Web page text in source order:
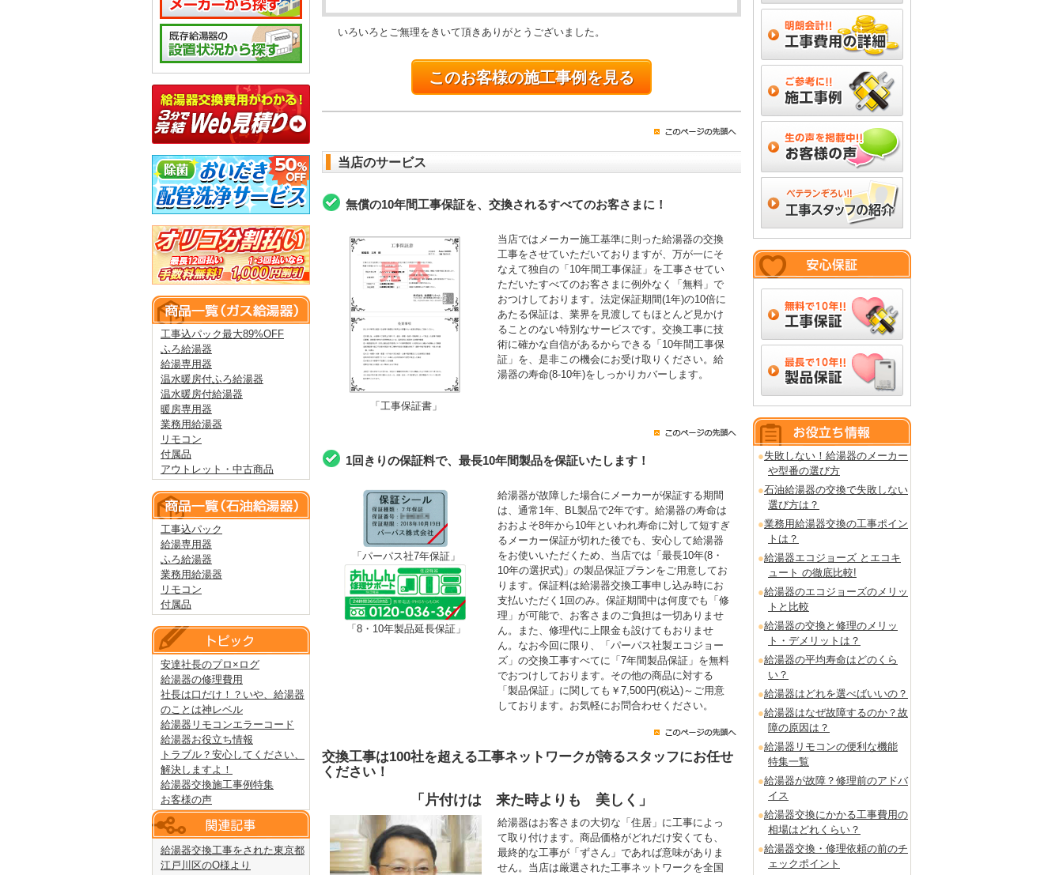
工事込パック最大89%OFF
ふろ給湯器
給湯専用器
温水暖房付ふろ給湯器
温水暖房付給湯器
暖房専用器
業務用給湯器
リモコン
付属品
アウトレット・中古商品
工事込パック
給湯専用器
ふろ給湯器
業務用給湯器
リモコン
付属品
安達社長のプロ×ログ
給湯器の修理費用
社長は口だけ！？いや、給湯器
のことは神レベル
給湯器リモコンエラーコード
給湯器お役立ち情報
トラブル？安心してください、
解決しますよ！
給湯器交換施工事例特集
お客様の声
給湯器交換工事をされた東京都
江戸川区のO様より
失敗しない！給湯器のメーカー
や型番の選び方
石油給湯器の交換で失敗しない
選び方は？
業務用給湯器交換の工事ポイン
トは？
給湯器エコジョーズ とエコキ
ュート の徹底比較!
給湯器のエコジョーズのメリッ
トと比較
給湯器の交換と修理のメリッ
ト・デメリットは？
給湯器の平均寿命はどのくら
い？
給湯器はどれを選べばいいの？
給湯器はなぜ故障するのか？故
障の原因は？
給湯器リモコンの便利な機能
特集一覧
給湯器が故障？修理前のアドバ
イス
給湯器交換にかかる工事費用の
相場はどれくらい？
給湯器交換・修理依頼の前のチ
ェックポイント
いろいろとご無理をきいて頂きありがとうございました。
このお客様の施工事例を見る
当店のサービス
無償の10年間工事保証を、交換されるすべてのお客さまに！
「工事保証書」
当店ではメーカー施工基準に則った給湯器の交換
工事をさせていただいておりますが、万が一にそ
なえて独自の「10年間工事保証」を工事させてい
ただいたすべてのお客さまに例外なく「無料」で
おつけしております。法定保証期間(1年)の10倍に
あたる保証は、業界を見渡してもほとんど見かけ
ることのない特別なサービスです。交換工事に技
術に確かな自信があるからできる「10年間工事保
証」を、是非この機会にお受け取りください。給
湯器の寿命(8-10年)をしっかりカバーします。
1回きりの保証料で、最長10年間製品を保証いたします！
「パーパス社7年保証」
「8・10年製品延長保証」
給湯器が故障した場合にメーカーが保証する期間
は、通常1年、BL製品で2年です。給湯器の寿命は
おおよそ8年から10年といわれ寿命に対して短すぎ
るメーカー保証が切れた後でも、安心して給湯器
をお使いいただくため、当店では「最長10年(8・
10年の選択式)」の製品保証プランをご用意してお
ります。保証料は給湯器交換工事申し込み時にお
支払いただく1回のみ。保証期間中は何度でも「修
理」が可能で、お客さまのご負担は一切ありませ
ん。また、修理代に上限金も設けてもおりませ
ん。なお今回に限り、「パーパス社製エコジョー
ズ」の交換工事すべてに「7年間製品保証」を無料
でおつけしております。その他の商品に対する
「製品保証」に関しても￥7,500円(税込)～ご用意
しております。お気軽にお問合わせください。
交換工事は100社を超える工事ネットワークが誇るスタッフにお任せ
ください！
「片付けは 来た時よりも 美しく」
給湯器はお客さまの大切な「住居」に工事によっ
て取り付けます。商品価格がどれだけ安くても、
最終的な工事が「ずさん」であれば意味がありま
せん。当店は厳選された工事ネットワークを全国